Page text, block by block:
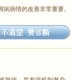
病情的改善非常重要。